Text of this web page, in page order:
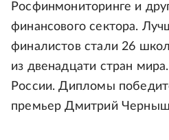
Росфинмониторинге и
финансового сектора.
финалистов стали 26
из двенадцати стран
России. Дипломы
премьер Дмитрий